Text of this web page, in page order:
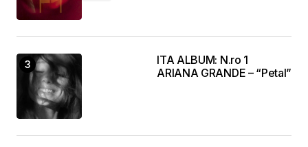
ITA ALBUM: N.ro 1
ARIANA GRANDE – “Petal”